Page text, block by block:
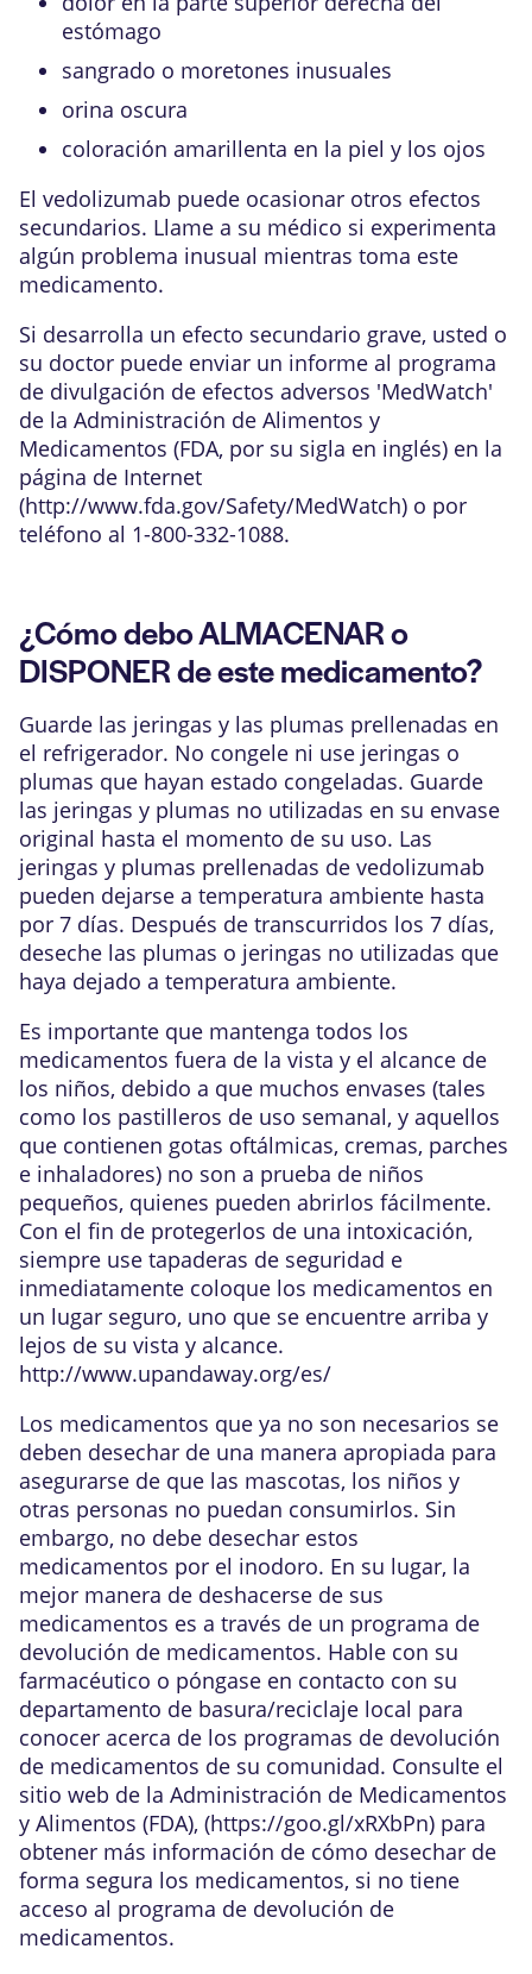
estómago
sangrado o moretones inusuales
orina oscura
coloración amarillenta en la piel y los ojos
El vedolizumab puede ocasionar otros efectos
secundarios. Llame a su médico si experimenta
algún problema inusual mientras toma este
medicamento.
Si desarrolla un efecto secundario grave, usted o
su doctor puede enviar un informe al programa
de divulgación de efectos adversos 'MedWatch'
de la Administración de Alimentos y
Medicamentos (FDA, por su sigla en inglés) en la
página de Internet
(http://www.fda.gov/Safety/MedWatch) o por
teléfono al 1-800-332-1088.
¿Cómo debo ALMACENAR o
DISPONER de este medicamento?
Guarde las jeringas y las plumas prellenadas en
el refrigerador. No congele ni use jeringas o
plumas que hayan estado congeladas. Guarde
las jeringas y plumas no utilizadas en su envase
original hasta el momento de su uso. Las
jeringas y plumas prellenadas de vedolizumab
pueden dejarse a temperatura ambiente hasta
por 7 días. Después de transcurridos los 7 días,
deseche las plumas o jeringas no utilizadas que
haya dejado a temperatura ambiente.
Es importante que mantenga todos los
medicamentos fuera de la vista y el alcance de
los niños, debido a que muchos envases (tales
como los pastilleros de uso semanal, y aquellos
que contienen gotas oftálmicas, cremas, parches
e inhaladores) no son a prueba de niños
pequeños, quienes pueden abrirlos fácilmente.
Con el fin de protegerlos de una intoxicación,
siempre use tapaderas de seguridad e
inmediatamente coloque los medicamentos en
un lugar seguro, uno que se encuentre arriba y
lejos de su vista y alcance.
http://www.upandaway.org/es/
Los medicamentos que ya no son necesarios se
deben desechar de una manera apropiada para
asegurarse de que las mascotas, los niños y
otras personas no puedan consumirlos. Sin
embargo, no debe desechar estos
medicamentos por el inodoro. En su lugar, la
mejor manera de deshacerse de sus
medicamentos es a través de un programa de
devolución de medicamentos. Hable con su
farmacéutico o póngase en contacto con su
departamento de basura/reciclaje local para
conocer acerca de los programas de devolución
de medicamentos de su comunidad. Consulte el
sitio web de la Administración de Medicamentos
y Alimentos (FDA), (https://goo.gl/xRXbPn) para
obtener más información de cómo desechar de
forma segura los medicamentos, si no tiene
acceso al programa de devolución de
medicamentos.